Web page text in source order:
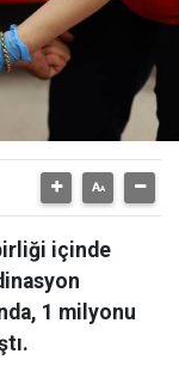
içinde
1 milyonu